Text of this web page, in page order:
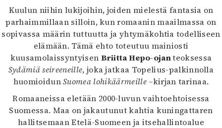
Oulu2026
Näyttelyt
Musiikki
Levyt
Kuvataide
Kirjat
In English
Esitystaide
Arkisto
Kuulun niihin lukijoihin, joiden mielestä fantasia on
parhaimmillaan silloin, kun romaanin maailmassa on
sopivassa määrin tuttuutta ja yhtymäkohtia todelliseen
elämään. Tämä ehto toteutuu mainiosti
kuusamolaissyntyisen Briitta Hepo-ojanteoksessa
Sydämiä seireeneille, joka jatkaa Topelius-palkinnolla
huomioidunSuomea lohikäärmeille –kirjan tarinaa.
Romaaneissa eletään 2000-luvun vaihtoehtoisessa
Suomessa. Maa on jakautunut kahtia kuningattaren
hallitsemaan Etelä-Suomeen ja itsehallintoalue